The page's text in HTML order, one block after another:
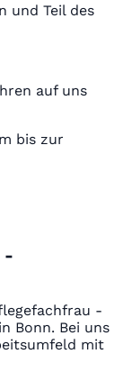
und Teil des
auf uns
bis zur
-
-
Bonn. Bei uns
mit